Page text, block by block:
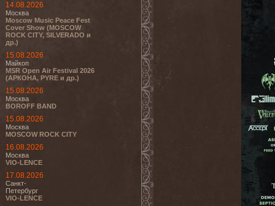
14.08.2026
Москва
Moscow Music Peace Fest
Cover Show (MOSCOW
ROCK CITY, SILVERADO и
др.)
15.08.2026
Майкоп
MSR Open Air Festival 2026
(АРКОНА, PYRE и др.)
15.08.2026
Москва
BOROFF BAND
15.08.2026
Москва
MOSCOW ROCK CITY
16.08.2026
Москва
VIO-LENCE
17.08.2026
Санкт-
Петербург
VIO-LENCE